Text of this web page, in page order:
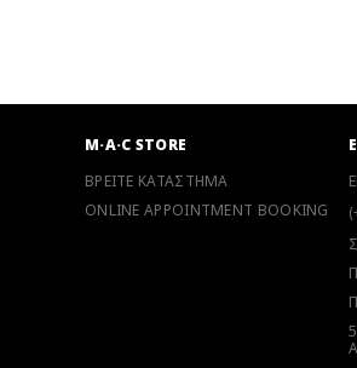
M·A·C STORE
ΒΡΕΙΤΕ ΚΑΤΑΣΤΗΜΑ
ONLINE APPOINTMENT BOOKING